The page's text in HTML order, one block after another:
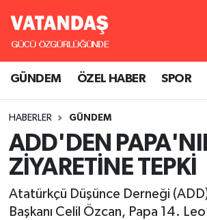
GÜNDEM ÖZEL HABER SPOR
HABERLER GÜNDEM
ADD'DEN
ZİYARETİNE TEPKİ
Atatürkçü Düşünce Derneği
Başkanı Celil Özcan, Papa 14.
GÜNDEM
SPOR
SİYASET
SAĞLIK
Hava Durumu
Süper Lig Puan Durumu ve
Tüm Manşetler
Son Dakika Haberleri